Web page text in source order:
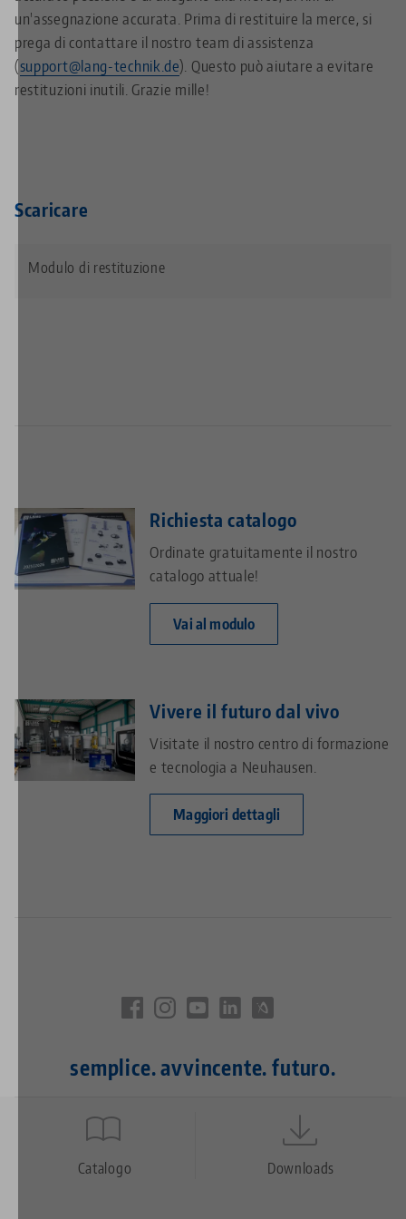
un'assegnazione accurata. Prima di restituire la merce, si
prega di contattare il nostro team di assistenza
(support@lang-technik.de). Questo può aiutare a evitare
restituzioni inutili. Grazie mille!
Scaricare
Modulo di restituzione
Richiesta catalogo
Ordinate gratuitamente il nostro
catalogo attuale!
Vai al modulo
Vivere il futuro dal vivo
Visitate il nostro centro di formazione
e tecnologia a Neuhausen.
Maggiori dettagli
semplice. avvincente. futuro.
Quicklinks
FooterCatalogo Downloads